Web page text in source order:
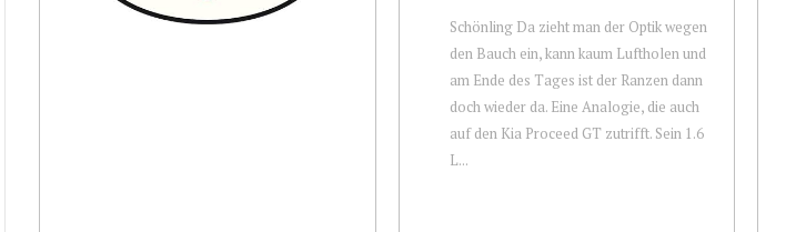
Schönling Da zieht man der Optik wegen
den Bauch ein, kann kaum Luftholen und
am Ende des Tages ist der Ranzen dann
doch wieder da. Eine Analogie, die auch
auf den Kia Proceed GT zutrifft. Sein 1.6
L...